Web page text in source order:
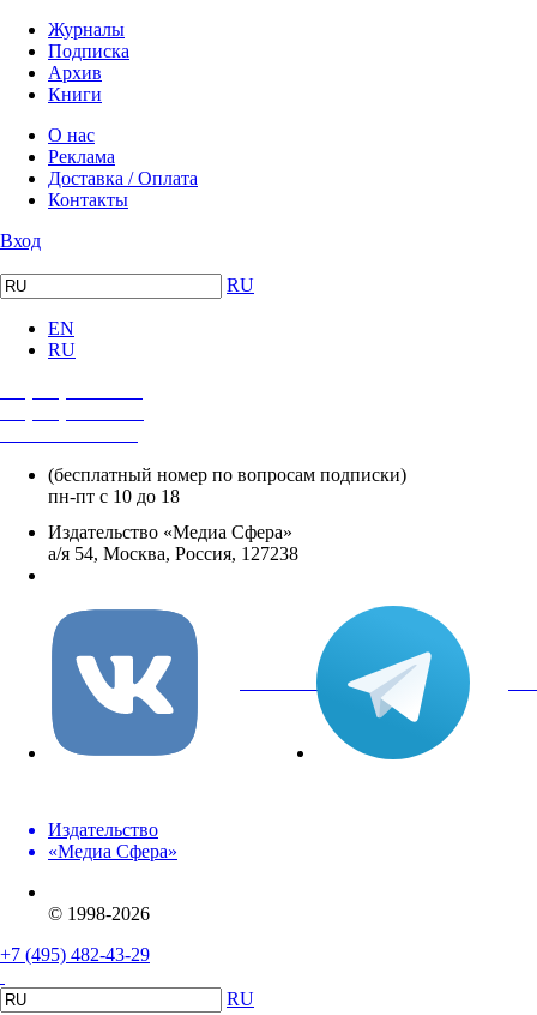
Журналы
Подписка
Архив
Книги
О нас
Реклама
Доставка / Оплата
Контакты
Вход
RU
EN
RU
(бесплатный номер по вопросам подписки)
пн-пт с 10 до 18
Издательство «Медиа Сфера»
а/я 54, Москва, Россия, 127238
вКонтакте
Издательство
«Медиа Сфера»
© 1998-2026
+7 (495) 482-43-29
RU